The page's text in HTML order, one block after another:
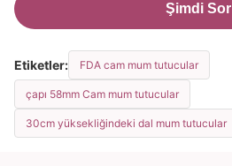
Şimdi Sor
Etiketler: FDA cam mum tutucular
çapı 58mm Cam mum tutucular
30cm yüksekliğindeki dal mum tutucular